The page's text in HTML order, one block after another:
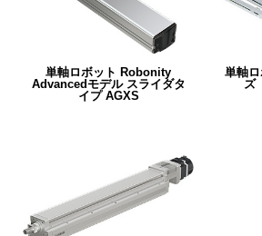
単軸ロボット Robonity
Advancedモデル スライダタ
イプ AGXS
単軸
ズ